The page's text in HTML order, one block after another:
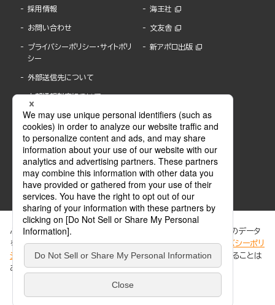
採用情報
お問い合わせ
プライバシーポリシー・サイトポリ
シー
外部送信先について
内部通報制度について
海王社
文友舎
新アポロ出版
ABJマークは、この電子書店・電子書籍配信サービスが、著作権者からコンテンツ使用許諾を
得た正規版配信サービスであることを示す登録商標(登録番号 第6091713号)です。
ABJマークの詳細、ABJマークを掲示しているサービスの一覧はこちら。
ぶんか社が運営するサイトでは、利便性向上のためにCookie等のデータ
を使用しています。 当社のCookieについての詳細は、「プライバシーポリ
シー
」をご覧ください。当サイトでは、訪問者の個人情報を追跡することは
ありません。